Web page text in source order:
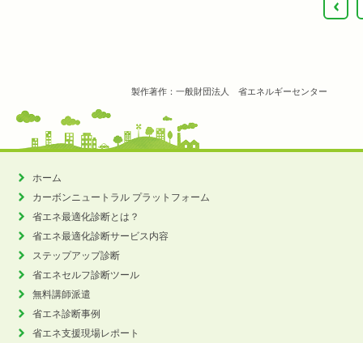
‹
製作著作：一般財団法人 省エネルギーセンター
ホーム
カーボンニュートラル プラットフォーム
省エネ最適化診断とは？
省エネ最適化診断サービス内容
ステップアップ診断
省エネセルフ診断ツール
無料講師派遣
省エネ診断事例
省エネ支援現場レポート